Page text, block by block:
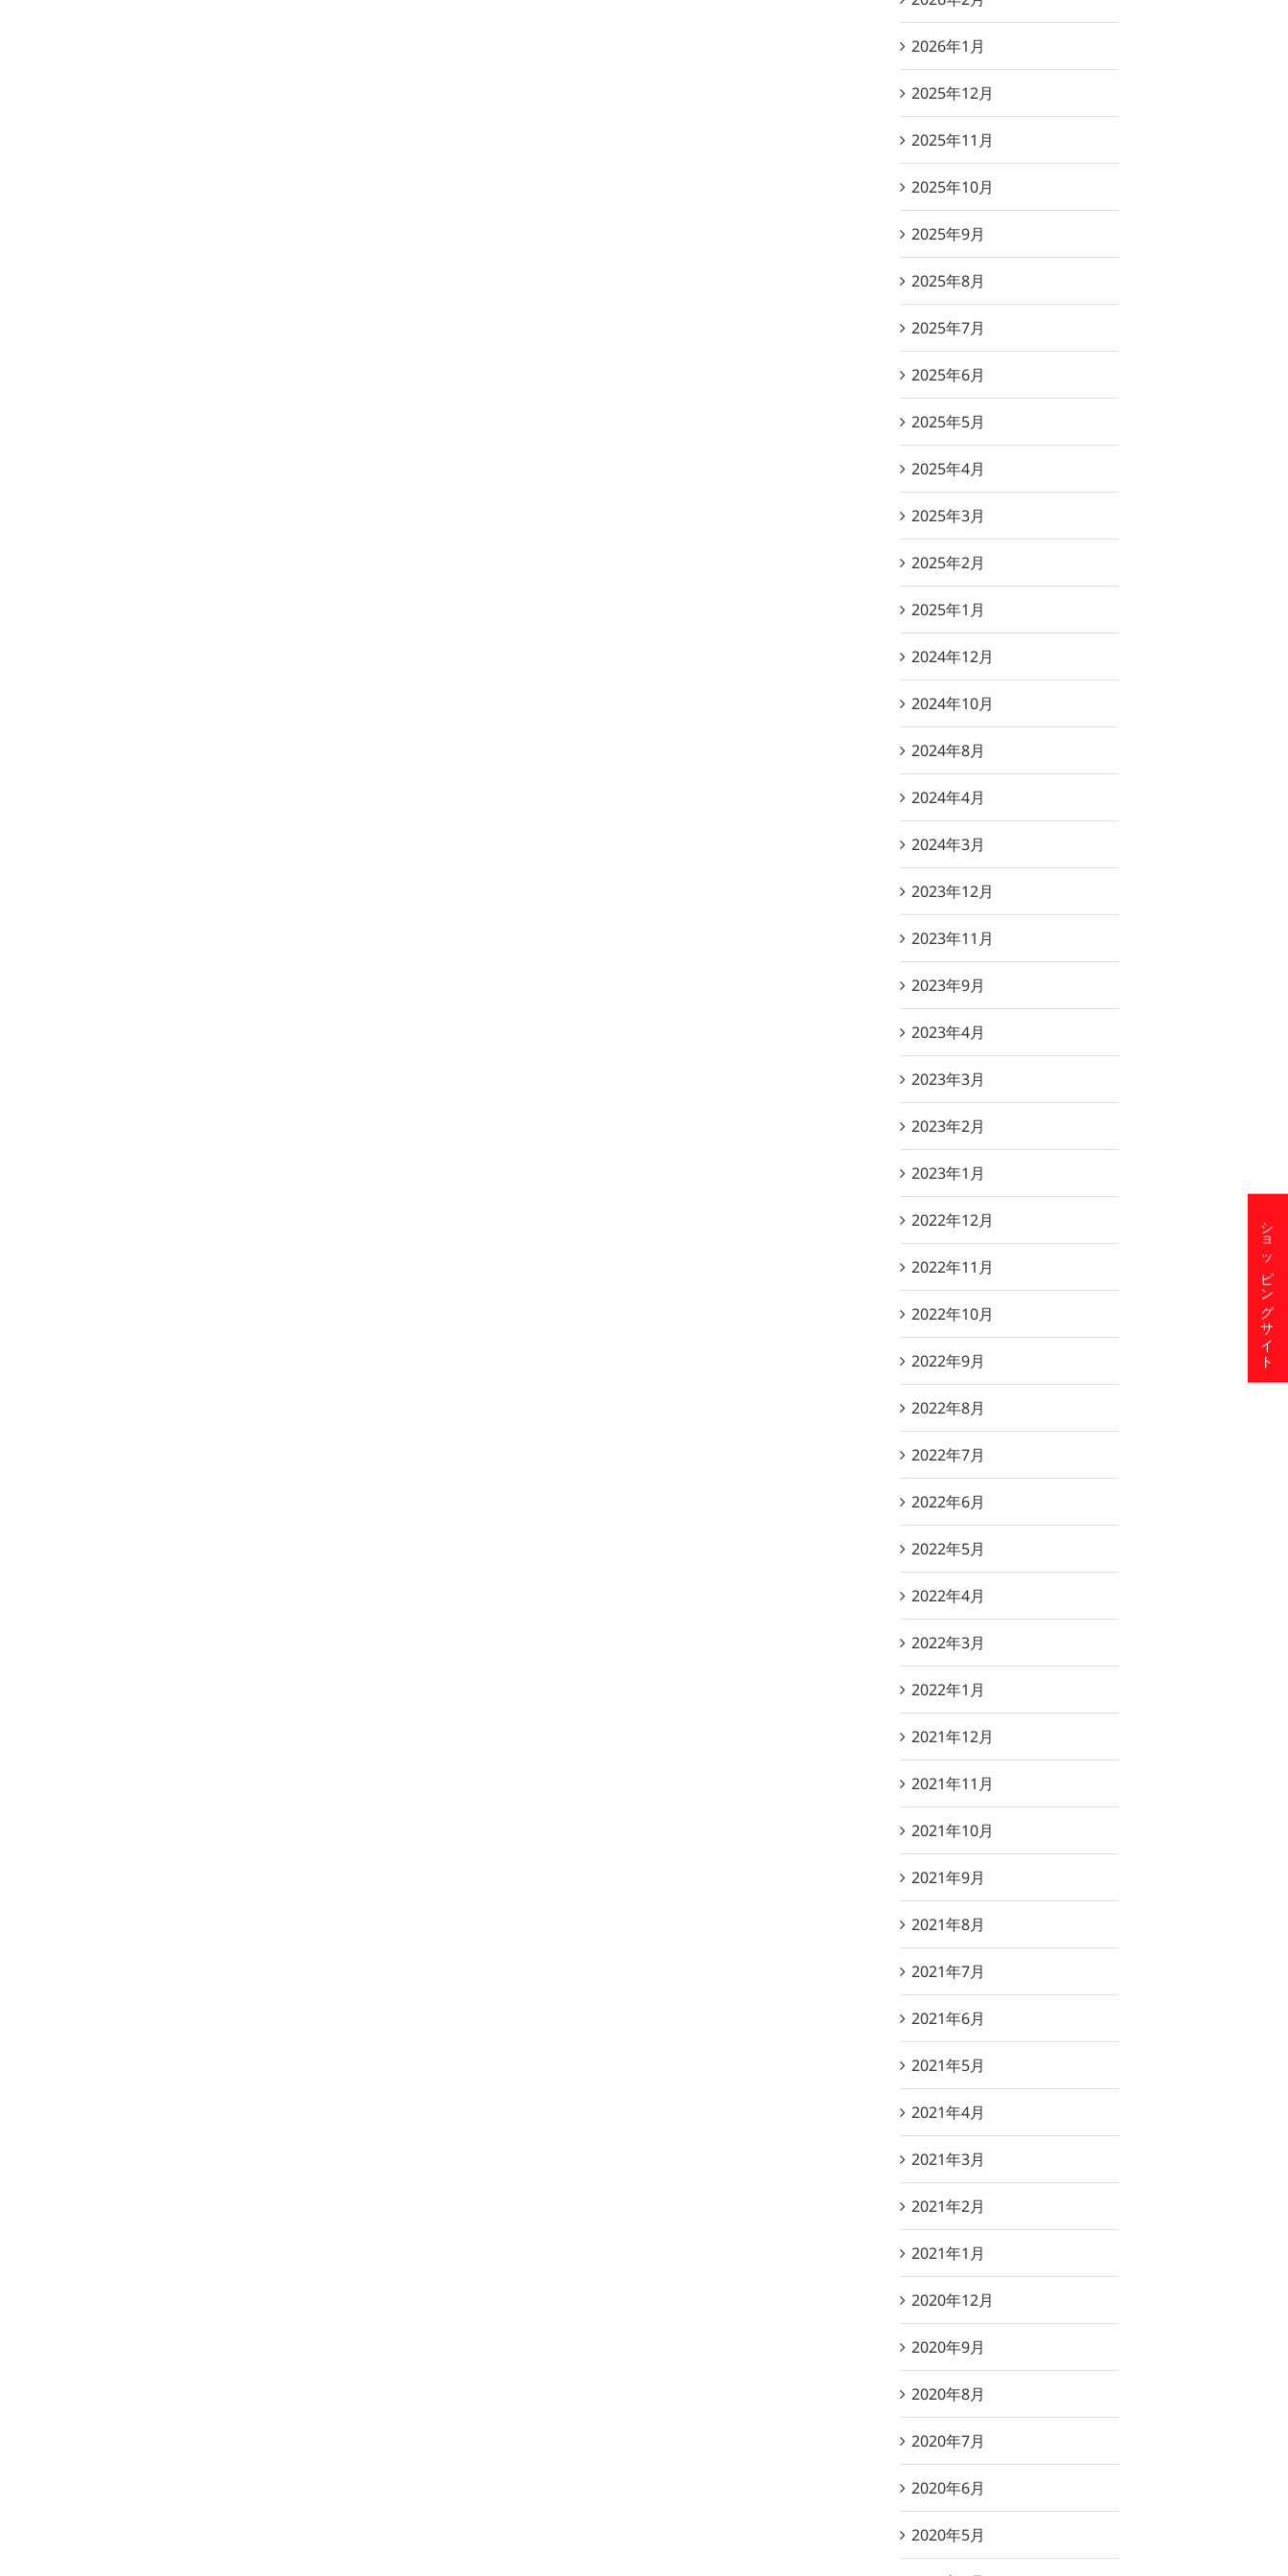
2026年1月
2025年12月
2025年11月
2025年10月
2025年9月
2025年8月
2025年7月
2025年6月
2025年5月
2025年4月
2025年3月
2025年2月
2025年1月
2024年12月
2024年10月
2024年8月
2024年4月
2024年3月
2023年12月
2023年11月
2023年9月
2023年4月
2023年3月
2023年2月
2023年1月
2022年12月
2022年11月
2022年10月
2022年9月
2022年8月
2022年7月
2022年6月
2022年5月
2022年4月
2022年3月
2022年1月
2021年12月
2021年11月
2021年10月
2021年9月
2021年8月
2021年7月
2021年6月
2021年5月
2021年4月
2021年3月
2021年2月
2021年1月
2020年12月
2020年9月
2020年8月
2020年7月
2020年6月
2020年5月
ショッピングサイト